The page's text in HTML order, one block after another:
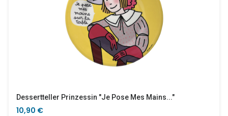
Dessertteller Prinzessin "Je Pose Mes Mains..."
10,90 €